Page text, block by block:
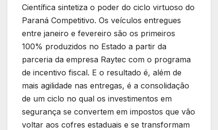
Científica sintetiza o poder do ciclo virtuoso do
Paraná Competitivo. Os veículos entregues
entre janeiro e fevereiro são os primeiros
100% produzidos no Estado a partir da
parceria da empresa Raytec com o programa
de incentivo fiscal. E o resultado é, além de
mais agilidade nas entregas, é a consolidação
de um ciclo no qual os investimentos em
segurança se convertem em impostos que vão
voltar aos cofres estaduais e se transformam